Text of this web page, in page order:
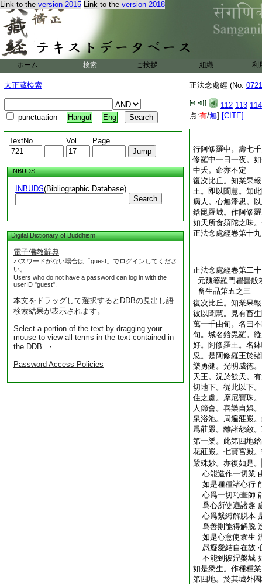
Link to the version 2015 Link to the version 2018
ホーム 検索 ご挨拶 組織 利
大正蔵検索
punctuation Hangul Eng
TextNo. Vol. Page
INBUDS
INBUDS(Bibliographic Database)
Search
Digital Dictionary of Buddhism
電子佛教辭典
パスワードがない場合は「guest」でログインしてくださ
い。
Users who do not have a password can log in with the
userID "guest".
本文をドラッグして選択するとDDBの見出し語
検索結果が表示されます。
Select a portion of the text by dragging your
mouse to view all terms in the text contained in
the DDB. ・
Password Access Policies
正法念處經 (No.
112 113 114
点:有/無] [CITE]
行阿修羅中。壽七
修羅中一日一夜。
中夭。命亦不定
復次比丘。知業果
王。即以聞慧。知
病人。心無淨思。
鋡毘羅城。作阿修
如天所食須陀之味
正法念處經卷第十九
正法念處經卷第二十
元魏婆羅門瞿曇般
畜生品第五之三
復次比丘。知業果
彼以聞慧。見有畜
萬一千由旬。名曰
旬。城名鋡毘羅。
好。阿修羅王。名
忍。是阿修羅王於
樂勇健。光明威徳
天王。況於餘天。
切地下。從此以下
住之處。摩尼寶珠
人節會。喜樂自娯
泉浴池。周遍莊嚴
爲莊嚴。離諸怨敵
第一樂。此第四地
花莊嚴。七寶宮殿
嚴殊妙。亦復如是。
心能造作一切業
如是種種諸心行
心爲一切巧畫師
爲心所使遍諸趣
心爲繋縛解脱本
爲善則能得解脱
如是心意使衆生
愚癡愛結自在故
不能到彼涅槃城
如是衆生。作種種
第四地。於其城外